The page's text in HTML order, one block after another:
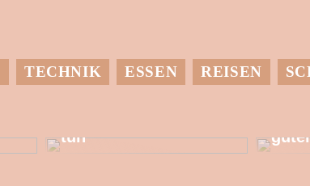
TECHNIK ESSEN REISEN
Mit einer
tun